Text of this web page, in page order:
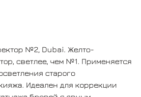
№2, Dubai. Желто-
светлее, чем №1. Применяется
старого
Идеален для коррекции